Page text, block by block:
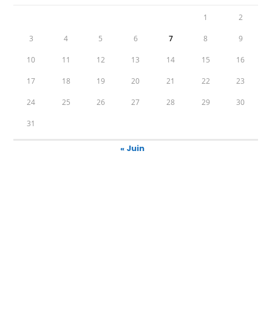
1 2
3 4 5 6 7 8 9
10 11 12 13 14 15 16
17 18 19 20 21 22 23
24 25 26 27 28 29 30
31
« Juin